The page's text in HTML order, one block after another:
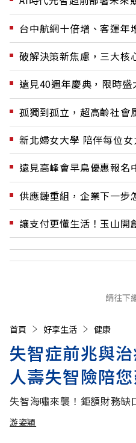
台中航網十倍增、客運年
破解決策新焦慮，三大核
遠見40週年慶典，限時盛
孤獨到孤立，超高齡社會
新北婦女大學 陪伴每位女
遠見高峰會早鳥優惠報名
供應鏈重組，企業下一步
讓支付更懂生活！玉山開
請往下
首頁 好享生活 健康
失智症前兆與
人壽失智險陪
失智海嘯來襲！鉅額財務缺
游姿穎